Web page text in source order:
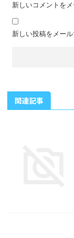
新しいコメントを
新しい投稿をメー
関連記事